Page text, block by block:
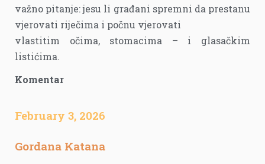
važno pitanje: jesu li građani spremni da prestanu
vjerovati riječima i počnu vjerovati
vlastitim očima, stomacima – i glasačkim
listićima.
Komentar
February 3, 2026
Gordana Katana